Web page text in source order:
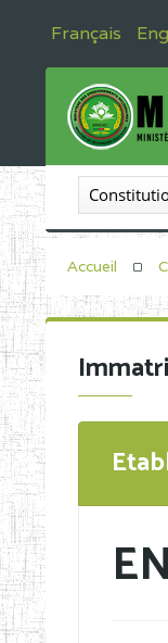
Français
Accueil